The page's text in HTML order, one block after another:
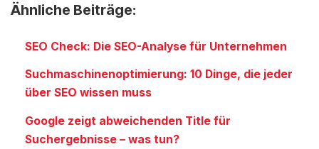
Ähnliche Beiträge:
SEO Check: Die SEO-Analyse für Unternehmen
Suchmaschinenoptimierung: 10 Dinge, die jeder
über SEO wissen muss
Google zeigt abweichenden Title für
Suchergebnisse – was tun?